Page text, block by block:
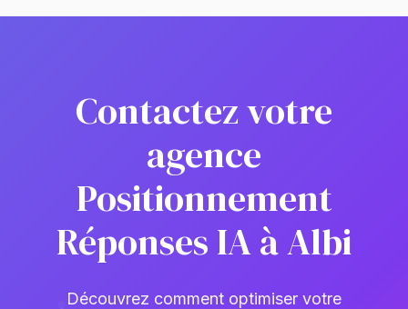
Contactez votre
agence
Positionnement
Réponses IA à Albi
Découvrez comment optimiser votre